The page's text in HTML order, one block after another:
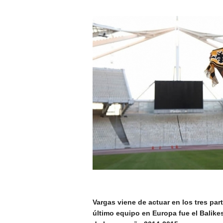
Vargas viene de actuar en los tres
último equipo en Europa fue el